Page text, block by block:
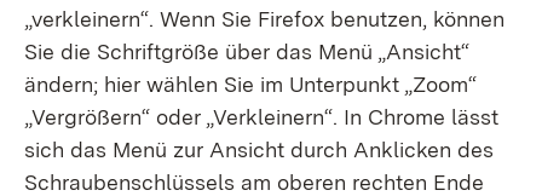
„verkleinern“. Wenn Sie Firefox benutzen, können
Sie die Schriftgröße über das Menü „Ansicht“
ändern; hier wählen Sie im Unterpunkt „Zoom“
„Vergrößern“ oder „Verkleinern“. In Chrome lässt
sich das Menü zur Ansicht durch Anklicken des
Schraubenschlüssels am oberen rechten Ende